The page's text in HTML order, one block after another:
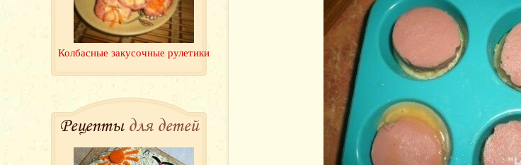
Колбасные закусочные рулетики
Рецепты для детей